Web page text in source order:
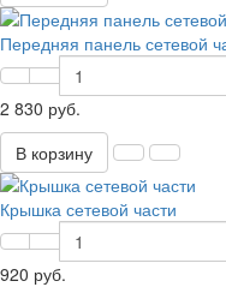
Передняя панель сетевой
2 830 руб.
В корзину
Крышка сетевой части
920 руб.